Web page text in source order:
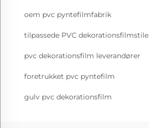
oem pvc pyntefilmfabrik
tilpassede PVC dekorationsfilmstile
pvc dekorationsfilm leverandører
foretrukket pvc pyntefilm
gulv pvc dekorationsfilm